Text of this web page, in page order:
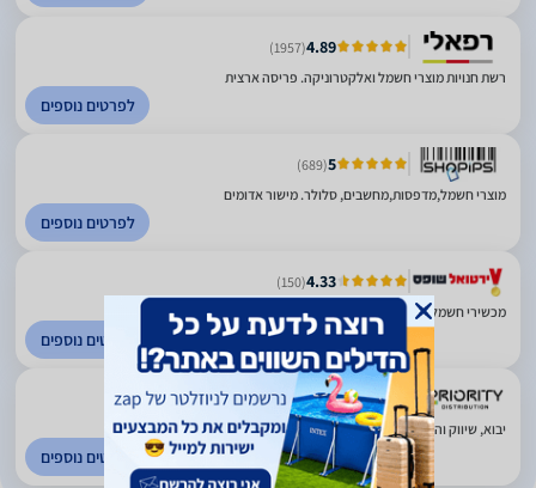
4.89
(1957)
רשת חנויות מוצרי חשמל ואלקטרוניקה. פריסה ארצית
לפרטים נוספים
5
(689)
מוצרי חשמל,מדפסות,מחשבים, סלולר. מישור אדומים
לפרטים נוספים
4.33
(150)
מכשירי חשמל. בני ברק
לפרטים נוספים
5
(9)
יבוא, שיווק והפצה אביזרי מחשב. בני ברק
לפרטים נוספים